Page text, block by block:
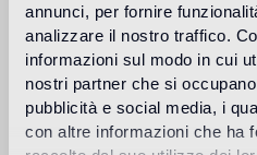
annunci, per fornire
analizzare il nostro traffico.
informazioni sul modo in cui
nostri partner che si
pubblicità e social media, i
con altre informazioni che ha
estudio de dirección artística y
empiezan a colaborar con
2010 Marco fundó con
territorios en la comunicación
estudio coordina la imagen, la
editorial y las estrategias